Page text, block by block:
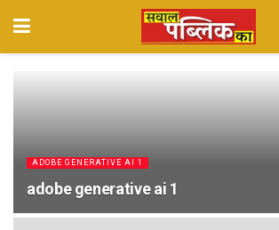
ADOBE GENERATIVE AI 1
adobe generative ai 1